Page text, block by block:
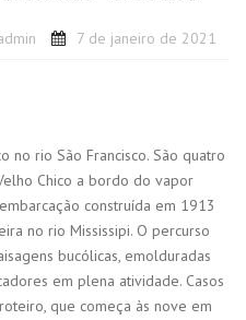
7 de janeiro de 2021
no rio São Francisco. São quatro
Chico a bordo do vapor
construída em 1913
no rio Mississipi. O percurso
bucólicas, emolduradas
em plena atividade. Casos
que começa às nove em